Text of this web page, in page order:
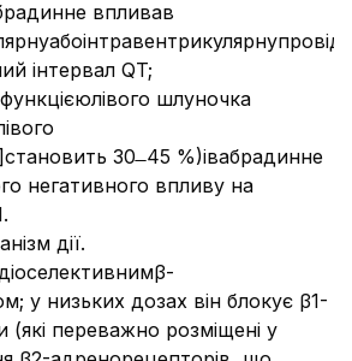
впливав
інтервал QT;
шлуночка
30 ̶ 45 %)івабрадинне
негативного впливу на
дії.
у низьких дозах він блокує β1-
переважно розміщені у